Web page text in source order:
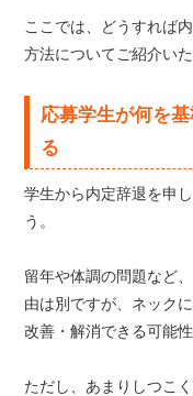
ここでは、どうすれば
方法についてご紹介いた
応募学生が何を
る
学生から内定辞退を申
う。
留年や体調の問題など
由は別ですが、ネック
改善・解消できる可能性
ただし、あまりしつこ